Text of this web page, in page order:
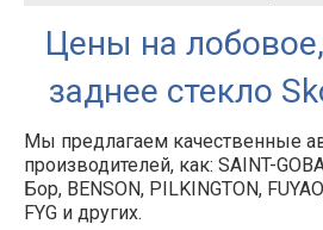
Цены на
заднее стекло
Мы предлагаем качественные
производителей, как: SAINT-
Бор, BENSON, PILKINGTON,
FYG и других.